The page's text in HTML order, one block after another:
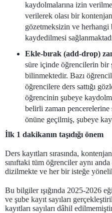
kaydolmalarına izin
verilerek olası bir
gözetmeksizin ve herhangi
kaydedilmesi
Ekle-bırak (add-drop)
süre içinde öğrencilerin bir
bilinmektedir. Bazı
öğrencilere ders sattığı
öğrencinin şubeye
belirli zaman pencerelerine
önüne geçilmiş, şubeye
İlk 1 dakikanın taşıdığı önem
Ders kayıtları sırasında,
sınıftaki tüm öğrenciler aynı
dizilmekte ve her bir isteğe
Bu bilgiler ışığında 2025-2026
ve şube kayıt sayıları
kayıtları sayıları dâhil